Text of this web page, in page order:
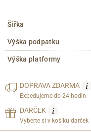
Šířka
Výška podpatku
Výška platformy
DOPRAVAZDARMA i
Expedujeme do 24 hodín
DARČEK i
Vyberte si v košíku darček